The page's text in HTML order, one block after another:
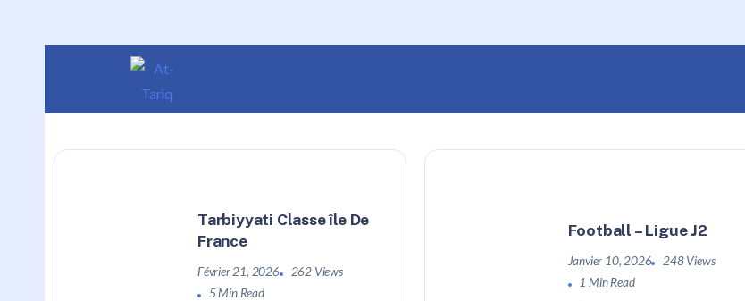
Tarbiyyati Classe île De
France
Février 21, 2026
262 Views
5 Min Read
Football – Ligue J2
Janvier 10, 2026
248 Views
1 Min Read